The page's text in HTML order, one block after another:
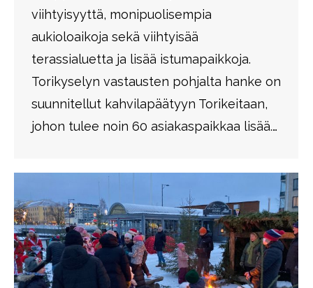
viihtyisyyttä, monipuolisempia
aukioloaikoja sekä viihtyisää
terassialuetta ja lisää istumapaikkoja.
Torikyselyn vastausten pohjalta hanke on
suunnitellut kahvilapäätyyn Torikeitaan,
johon tulee noin 60 asiakaspaikkaa lisää.…